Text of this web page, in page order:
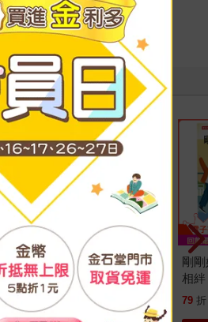
寫評價
奇岩館殺人案
特價 300
剛
相
要
79 折